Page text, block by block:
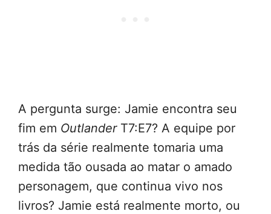
A pergunta surge: Jamie encontra seu
fim em OutlanderT7:E7? A equipe por
trás da série realmente tomaria uma
medida tão ousada ao matar o amado
personagem, que continua vivo nos
livros? Jamie está realmente morto, ou